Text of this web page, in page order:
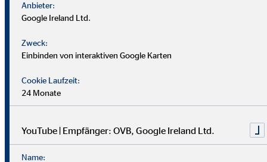
Anbieter:
Google Ireland Ltd.
Zweck:
Einbinden von interaktiven Google Karten
Cookie Laufzeit:
24 Monate
YouTube | Empfänger: OVB, Google Ireland Ltd.
Name: